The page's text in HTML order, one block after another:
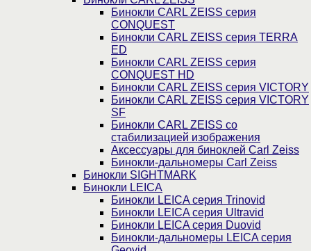
Бинокли CARL ZEISS серия
CONQUEST
Бинокли CARL ZEISS серия TERRA
ED
Бинокли CARL ZEISS серия
CONQUEST HD
Бинокли CARL ZEISS серия VICTORY
Бинокли CARL ZEISS серия VICTORY
SF
Бинокли CARL ZEISS со
стабилизацией изображения
Аксессуары для биноклей Carl Zeiss
Бинокли-дальномеры Carl Zeiss
Бинокли SIGHTMARK
Бинокли LEICA
Бинокли LEICA серия Trinovid
Бинокли LEICA серия Ultravid
Бинокли LEICA серия Duovid
Бинокли-дальномеры LEICA серия